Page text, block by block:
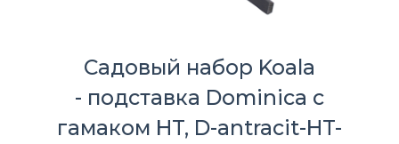
Садовый набор Koala
- подставка Dominica с
гамаком HT, D-antracit-HT-